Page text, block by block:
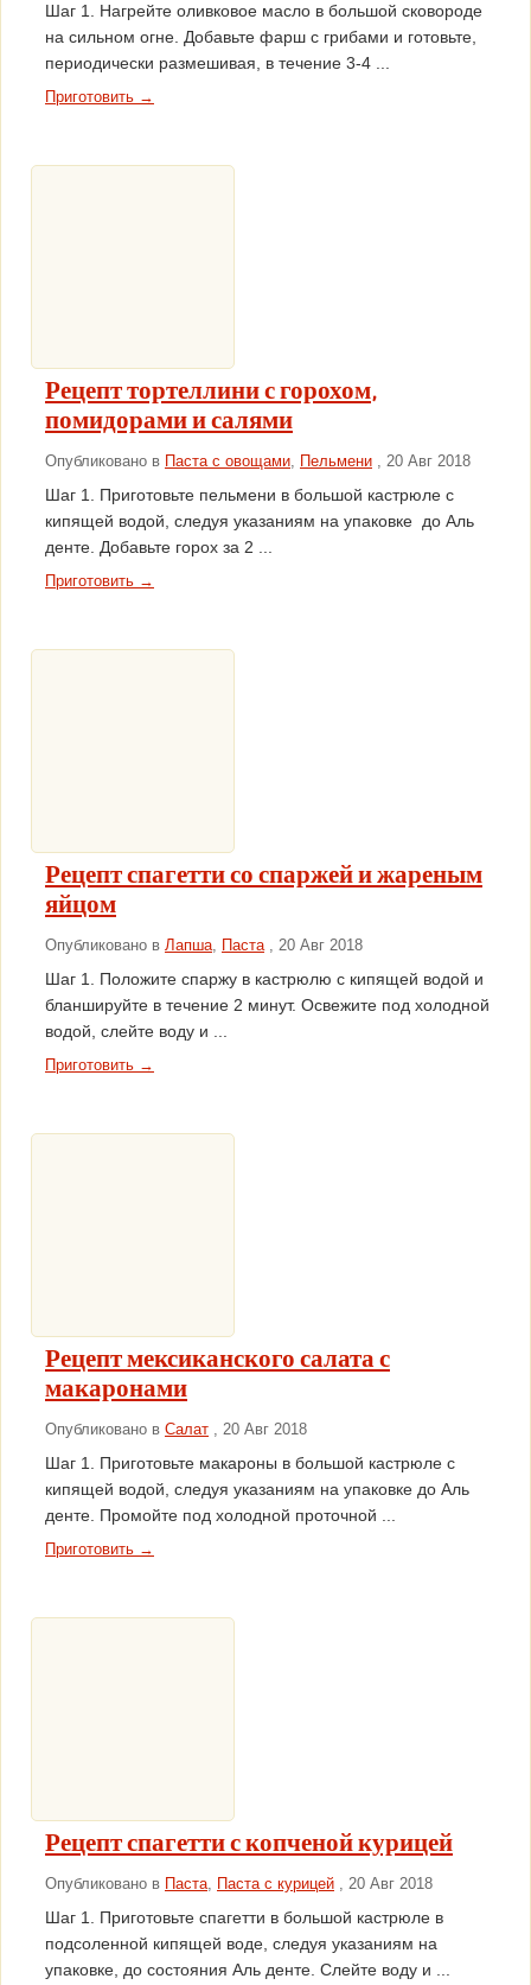
Шаг 1. Нагрейте оливковое масло в большой сковороде
на сильном огне. Добавьте фарш с грибами и готовьте,
периодически размешивая, в течение 3-4 ...
Приготовить →
Рецепт тортеллини с горохом,
помидорами и салями
Опубликовано в Паста с овощами, Пельмени , 20 Авг 2018
Шаг 1. Приготовьте пельмени в большой кастрюле с
кипящей водой, следуя указаниям на упаковке до Аль
денте. Добавьте горох за 2 ...
Приготовить →
Рецепт спагетти со спаржей и жареным
яйцом
Опубликовано в Лапша, Паста, 20 Авг 2018
Шаг 1. Положите спаржу в кастрюлю с кипящей водой и
бланшируйте в течение 2 минут. Освежите под холодной
водой, слейте воду и ...
Приготовить →
Рецепт мексиканского салата с
макаронами
Опубликовано в Салат , 20 Авг 2018
Шаг 1. Приготовьте макароны в большой кастрюле с
кипящей водой, следуя указаниям на упаковке до Аль
денте. Промойте под холодной проточной ...
Приготовить →
Рецепт спагетти с копченой курицей
Опубликовано в Паста, Паста с курицей , 20 Авг 2018
Шаг 1. Приготовьте спагетти в большой кастрюле в
подсоленной кипящей воде, следуя указаниям на
упаковке, до состояния Аль денте. Слейте воду и ...